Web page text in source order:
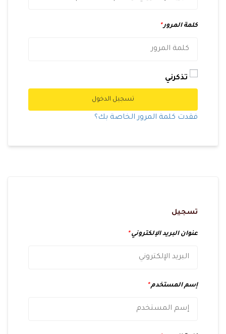
كلمة المرور*
تذكرني
تسجيل الدخول
فقدت كلمة المرور الخاصة بك؟
تسجيل
عنوان البريد الإلكتروني*
إسم المستخدم*